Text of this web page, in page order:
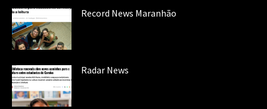
Record News Maranhão
Radar News